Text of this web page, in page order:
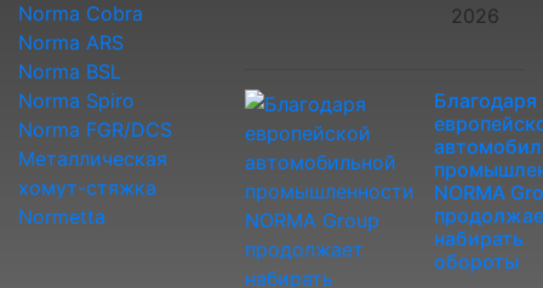
Norma Cobra
Norma ARS
Norma BSL
Norma Spiro
Norma FGR/DCS
Металлическая
хомут-стяжка
Normetta
2026
Благодаря
NORMA
набирать
обороты